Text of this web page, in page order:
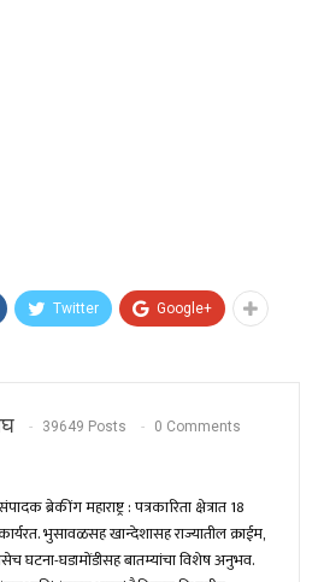
Twitter Google+
39649 Posts 0 Comments
ब्रेकींग महाराष्ट्र : पत्रकारिता क्षेत्रात 18
भुसावळसह खान्देशासह राज्यातील क्राईम,
घटना-घडामोंडीसह बातम्यांचा विशेष अनुभव.